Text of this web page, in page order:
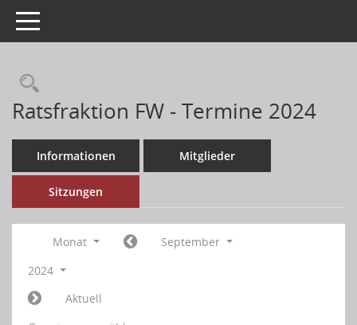
Toggle navigation
Ratsfraktion FW - Termine 2024
Informationen Mitglieder
Sitzungen
Monat
September
2024
Aktuell